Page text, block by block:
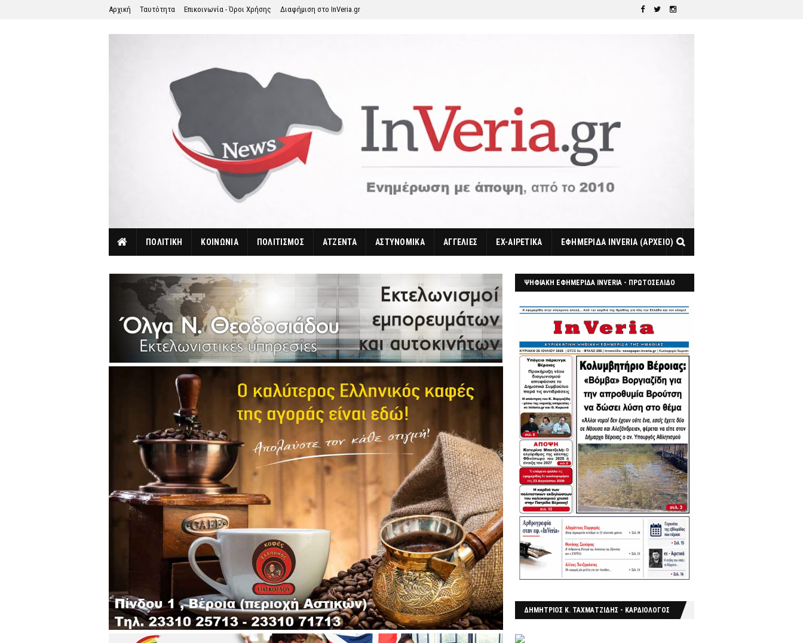
Αρχική Ταυτότητα Επικοινωνία - Όροι Χρήσης Διαφήμιση στο InVeria.gr
ΠΟΛΙΤΙΚΗ ΚΟΙΝΩΝΙΑ ΠΟΛΙΤΙΣΜΟΣ ΑΤΖΕΝΤΑ ΑΣΤΥΝΟΜΙΚΑ ΑΓΓΕΛΙΕΣ EX-ΑΙΡΕΤΙΚΑ ΕΦΗΜΕΡΙΔΑ INVERIA (ΑΡΧΕΙΟ)
ΨΗΦΙΑΚΗ ΕΦΗΜΕΡΙΔΑ INVERIA - ΠΡΩΤΟΣΕΛΙΔΟ
ΔΗΜΗΤΡΙΟΣ Κ. ΤΑΧΜΑΤΖΙΔΗΣ - ΚΑΡΔΙΟΛΟΓΟΣ